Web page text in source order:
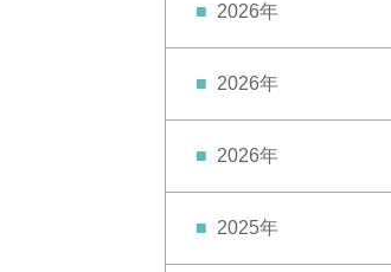
2026年
2026年
2026年
2025年